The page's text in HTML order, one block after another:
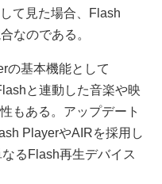
て見た場合、Flash
なのである。
基本機能として
と連動した音楽や映
もある。アップデート
PlayerやAIRを採用し
るFlash再生デバイス